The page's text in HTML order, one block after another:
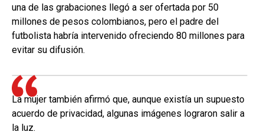
una de las grabaciones llegó a ser ofertada por 50
millones de pesos colombianos, pero el padre del
futbolista habría intervenido ofreciendo 80 millones para
evitar su difusión.
La mujer también afirmó que, aunque existía un supuesto
acuerdo de privacidad, algunas imágenes lograron salir a
la luz.